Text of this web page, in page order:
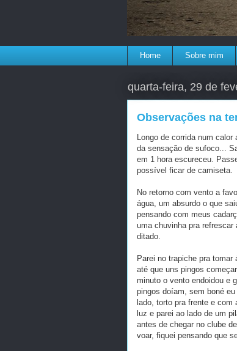
Home Sobre mim
quarta-feira, 29 de
Observações na
Longo de corrida num
da sensação de sufoco...
em 1 hora escureceu.
possível ficar de camiseta.
No retorno com vento a
água, um absurdo o que
pensando com meus
uma chuvinha pra
ditado.
Parei no trapiche pra tomar
até que uns pingos
minuto o vento endoidou e
pingos doíam, sem boné
lado, torto pra frente e com
luz e parei ao lado de um
antes de chegar no clube
voar, fiquei pensando que